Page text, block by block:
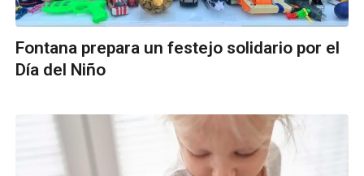
Fontana prepara un festejo solidario por el
Día del Niño